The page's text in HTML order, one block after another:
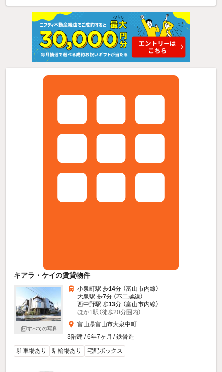
キアラ・ケイの賃貸物件
すべての写真
小泉町駅 歩14分 （富山市内線）
大泉駅 歩7分 （不二越線）
西中野駅 歩13分 （富山市内線）
ほか1駅（徒歩20分圏内）
富山県富山市大泉中町
3階建 / 6年7ヶ月 / 鉄骨造
駐車場あり
駐輪場あり 宅配ボックス